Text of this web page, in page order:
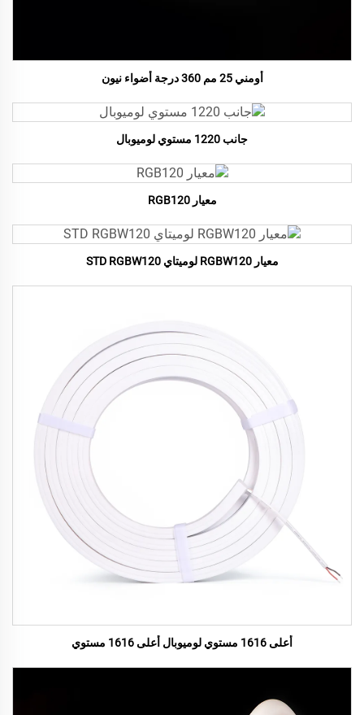
أومني 25 مم 360 درجة أضواء نيون
جانب 1220 مستوي لوميوبال
معيار RGB120
معيار RGBW120 لوميتاي STD RGBW120
أعلى 1616 مستوي لوميوبال أعلى 1616 مستوي